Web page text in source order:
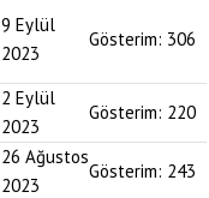
9 Eylül
2023
Gösterim: 306
2 Eylül
2023
Gösterim: 220
26 Ağustos
2023
Gösterim: 243